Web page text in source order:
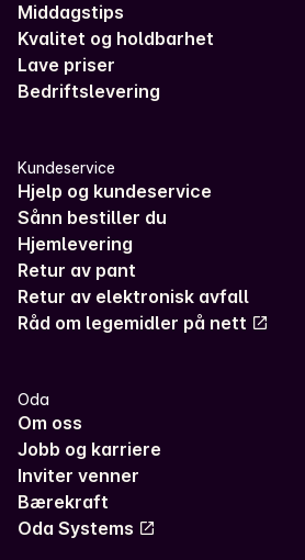
Middagstips
Kvalitet og holdbarhet
Lave priser
Bedriftslevering
Kundeservice
Hjelp og kundeservice
Sånn bestiller du
Hjemlevering
Retur av pant
Retur av elektronisk avfall
Råd om legemidler på nett
Oda
Om oss
Jobb og karriere
Inviter venner
Bærekraft
Oda Systems